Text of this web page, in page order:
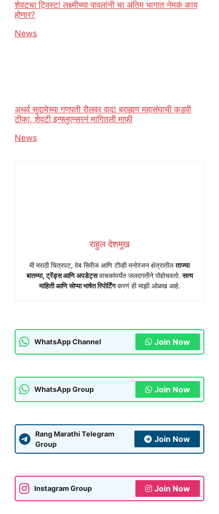
शेवटचा ट्विस्ट! लक्ष्मीच्या पावलांनी चा अंतिम भागात नेमकं काय
होणार?
In relation to
News
अथर्व सुदामेच्या गणपती रीलवर वाद! ब्राह्मण महासंघाची कडवी
टीका, शेवटी इन्फ्लुएन्सरनं मागितली माफी
In relation to
News
राहुल देशमुख
मी मराठी चित्रपट, वेब सिरीज आणि टीव्ही मनोरंजन क्षेत्रातीलताज्या
बातम्या, ट्रेंड्स आणि अपडेट्सवाचकांपर्यंत जलदगतीने पोहोचवतो.सत्य
माहिती आणि सोप्या भाषेत रिपोर्टिंगकरणं ही माझी ओळख आहे.
WhatsApp Channel Join Now
WhatsApp Group Join Now
Rang Marathi Telegram
Group
Join Now
Instagram Group Join Now